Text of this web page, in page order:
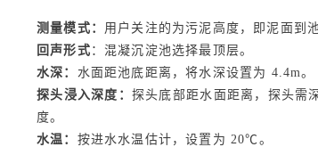
测量模式： 用户关注的为污泥高度，即泥面到
回声形式 ：混凝沉淀池选择最顶层。
水深： 水面距池底距离，将水深设置为 4.4m。
探头浸入深度： 探头底部距水面距离，探头需
度。
水温： 按进水水温估计，设置为 20℃。